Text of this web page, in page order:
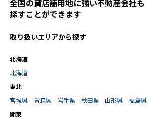
全国の貸店舗用地に強い不動産会社も
探すことができます
取り扱いエリアから探す
北海道
北海道
東北
宮城県
青森県 岩手県 秋田県 山形県
福島県
関東